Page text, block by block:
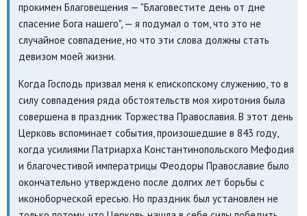
прокимен Благовещения — "Благовестите день от дне
спасение Бога нашего", — я подумал о том, что это не
случайное совпадение, но что эти слова должны стать
девизом моей жизни.
Когда Господь призвал меня к епископскому служению, то в
силу совпадения ряда обстоятельств моя хиротония была
совершена в праздник Торжества Православия. В этот день
Церковь вспоминает события, произошедшие в 843 году,
когда усилиями Патриарха Константинопольского Мефодия
и благочестивой императрицы Феодоры Православие было
окончательно утверждено после долгих лет борьбы с
иконоборческой ересью. Но праздник был установлен не